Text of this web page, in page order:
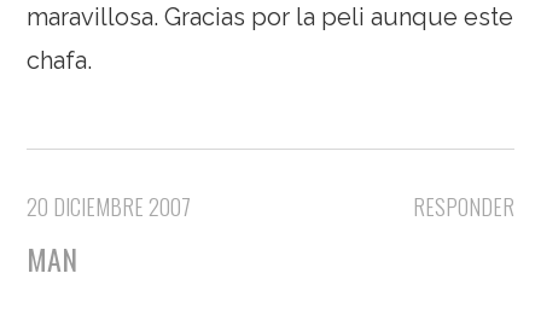
maravillosa. Gracias por la peli aunque este
chafa.
RESPONDER
20 DICIEMBRE 2007
MAN